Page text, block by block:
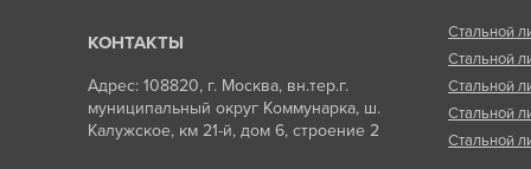
КОНТАКТЫ
Адрес: 108820, г. Москва, вн.тер.г.
муниципальный округ Коммунарка, ш.
Калужское, км 21-й, дом 6, строение 2
Стальной
Стальной
Стальной
Стальной
Стальной